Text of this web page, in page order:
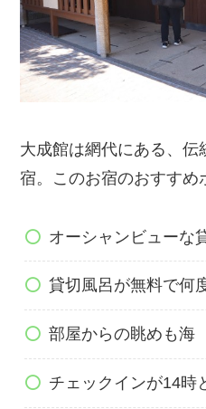
大成館は網代にある、伝
宿。このお宿のおすすめ
オーシャンビューな
貸切風呂が無料で何
部屋からの眺めも海
チェックインが14時